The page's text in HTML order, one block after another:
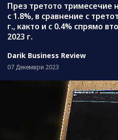
През третото тримесечие
с 1.8%, в сравнение с
г., както и с 0.4% спрямо
2023 г.
Darik Business Review
07 Декември 2023